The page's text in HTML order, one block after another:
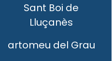
Sant Boi de
Lluçanès
artomeu del Grau